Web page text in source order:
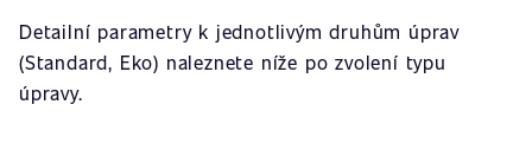
Detailní parametry k jednotlivým druhům úprav
(Standard, Eko) naleznete níže po zvolení typu
úpravy.